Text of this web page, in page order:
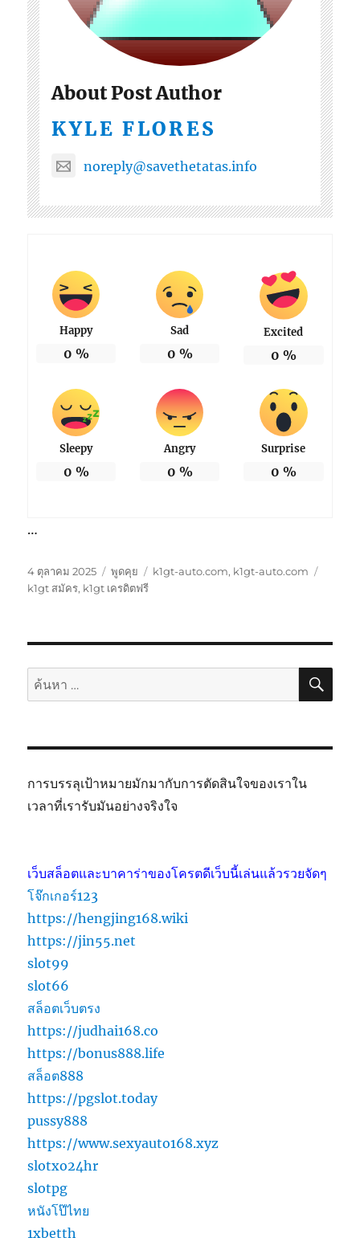
About Post Author
KYLE FLORES
noreply@savethetatas.info
Happy
0 %
Sad
0 %
Excited
0 %
Sleepy
0 %
Angry
0 %
Surprise
0 %
…
เขียน
เมื่อ
4 ตุลาคม 2025
รูป
แบบ
พูดคุย
หมวด
k1gt-auto.com, k1gt-auto.com
k1gt สมัคร, k1gt เครดิตฟรี
ค้นหา: ค้น
การบรรลุเป้าหมายมักมากับการตัดสินใจของเราใน
เวลาที่เรารับมันอย่างจริงใจ
เว็บสล็อตและบาคาร่าของโครตดีเว็บนี้เล่นแล้วรวยจัดๆ
โจ๊กเกอร์123
https://hengjing168.wiki
https://jin55.net
slot99
slot66
สล็อตเว็บตรง
https://judhai168.co
https://bonus888.life
สล็อต888
https://pgslot.today
pussy888
https://www.sexyauto168.xyz
slotxo24hr
slotpg
หนังโป๊ไทย
1xbetth